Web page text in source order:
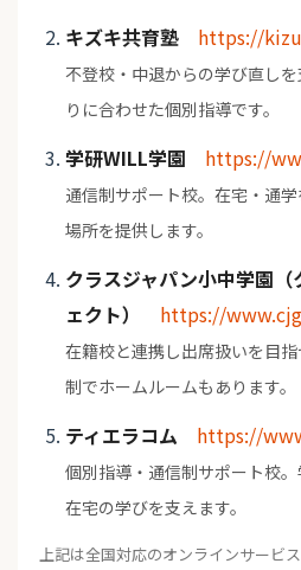
キズキ共育塾 https://
不登校・中退からの学び直し
りに合わせた個別指導です。
学研WILL学園 https://
通信制サポート校。在宅・通
場所を提供します。
クラスジャパン小中学園
ェクト）
https://
在籍校と連携し出席扱いを目
制でホームルームもあります。
ティエラコム https://
個別指導・通信制サポート校
在宅の学びを支えます。
上記は全国対応のオンラインサービ